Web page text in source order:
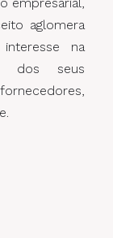
aglomera
na
dos seus